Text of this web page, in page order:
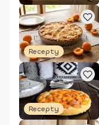
Recepty
Recepty